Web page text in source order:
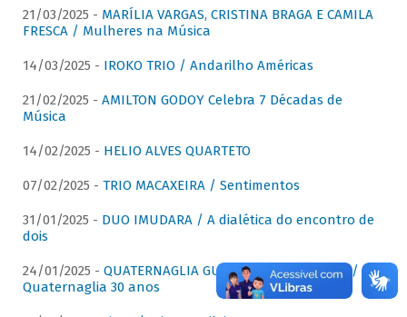
21/03/2025 - MARÍLIA VARGAS, CRISTINA BRAGA E CAMILA
FRESCA / Mulheres na Música
14/03/2025 - IROKO TRIO / Andarilho Américas
21/02/2025 - AMILTON GODOY Celebra 7 Décadas de
Música
14/02/2025 - HELIO ALVES QUARTETO
07/02/2025 - TRIO MACAXEIRA / Sentimentos
31/01/2025 - DUO IMUDARA / A dialética do encontro de
dois
24/01/2025 - QUATERNAGLIA GUITAR QUARTET (QGQ) /
Quaternaglia 30 anos